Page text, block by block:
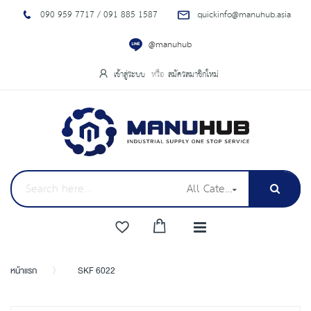
090 959 7717 / 091 885 1587
quickinfo@manuhub.asia
@manuhub
เข้าสู่ระบบ สมัครสมาชิกใหม่
All Categories
หน้าแรก SKF 6022